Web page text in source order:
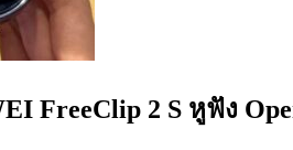
FreeClip 2 S หูฟัง